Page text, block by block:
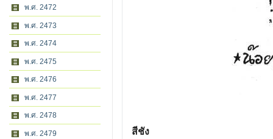
พ.ศ. 2472
พ.ศ. 2473
พ.ศ. 2474
พ.ศ. 2475
พ.ศ. 2476
พ.ศ. 2477
พ.ศ. 2478
พ.ศ. 2479 สีชัง